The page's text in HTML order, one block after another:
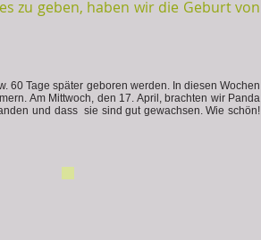
zu geben, haben wir die Geburt von
60 Tage später geboren werden. In diesen Wochen
Am Mittwoch, den 17. April, brachten wir Panda
und dass sie sind gut gewachsen. Wie schön!